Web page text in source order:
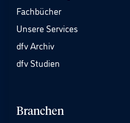
Fachbücher
Unsere Services
dfv Archiv
dfv Studien
Branchen